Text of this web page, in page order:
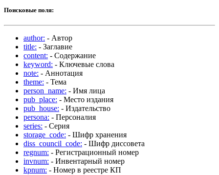
Поисковые поля:
author: - Автор
title: - Заглавие
content: - Содержание
keyword: - Ключевые слова
note: - Аннотация
theme: - Тема
person_name: - Имя лица
pub_place: - Место издания
pub_house: - Издательство
persona: - Персоналия
series: - Серия
storage_code: - Шифр хранения
diss_council_code: - Шифр диссовета
regnum: - Регистрационный номер
invnum: - Инвентарный номер
kpnum: - Номер в реестре КП